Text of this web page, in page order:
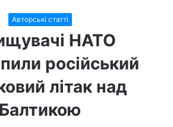
Авторські статті
НАТО
російський
літак над
Балтикою